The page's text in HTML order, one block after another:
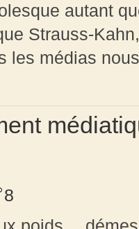
autant
Strauss-
les médias
8